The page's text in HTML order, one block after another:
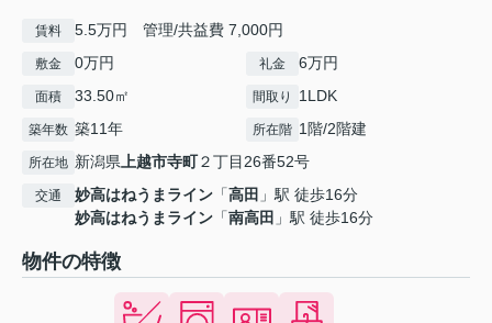
賃料 5.5万円 管理/共益費 7,000円
敷金 0万円 礼金 6万円
面積 33.50㎡ 間取り 1LDK
築年数 築11年 所在階 1階/2階建
所在地 新潟県上越市寺町２丁目26番52号
交通 妙高はねうまライン 「高田 」駅 徒歩16分
妙高はねうまライン 「南高田 」駅 徒歩16分
物件の特徴